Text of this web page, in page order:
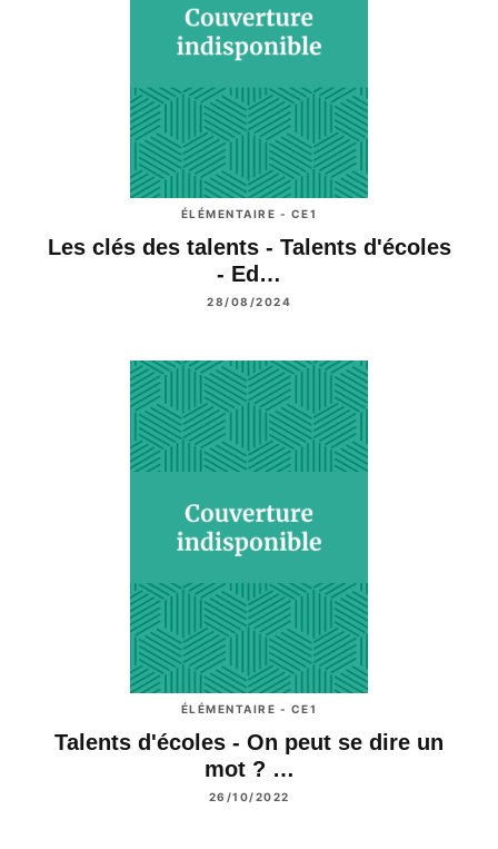
ÉLÉMENTAIRE - CE1
Les clés des talents - Talents d'écoles
- Ed…
28/08/2024
ÉLÉMENTAIRE - CE1
Talents d'écoles - On peut se dire un
mot ? …
26/10/2022